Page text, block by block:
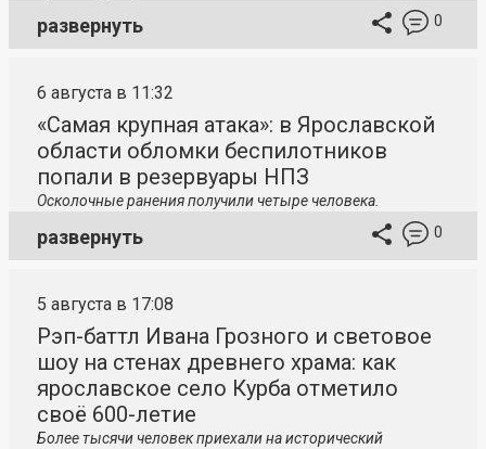
развернуть 0
6 августа в 11:32
«Самая крупная атака»: в Ярославской
области обломки беспилотников
попали в резервуары НПЗ
Осколочные ранения получили четыре человека.
развернуть 0
5 августа в 17:08
Рэп-баттл Ивана Грозного и световое
шоу на стенах древнего храма: как
ярославское село Курба отметило
своё 600-летие
Более тысячи человек приехали на исторический